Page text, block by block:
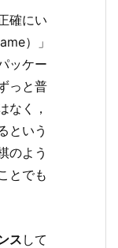
確にい
）」
ッケー
っと普
なく，
という
のよう
とでも
ス して